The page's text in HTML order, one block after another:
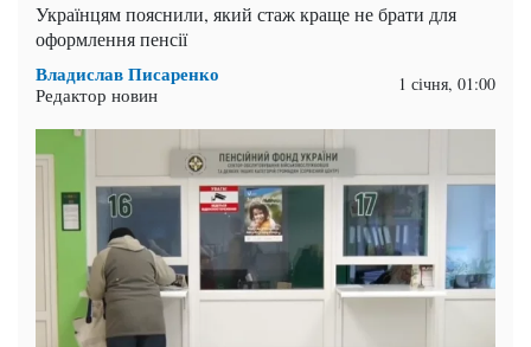
Українцям пояснили, який стаж краще не брати для
оформлення пенсії
Владислав Писаренко
Редактор новин 1 січня, 01:00